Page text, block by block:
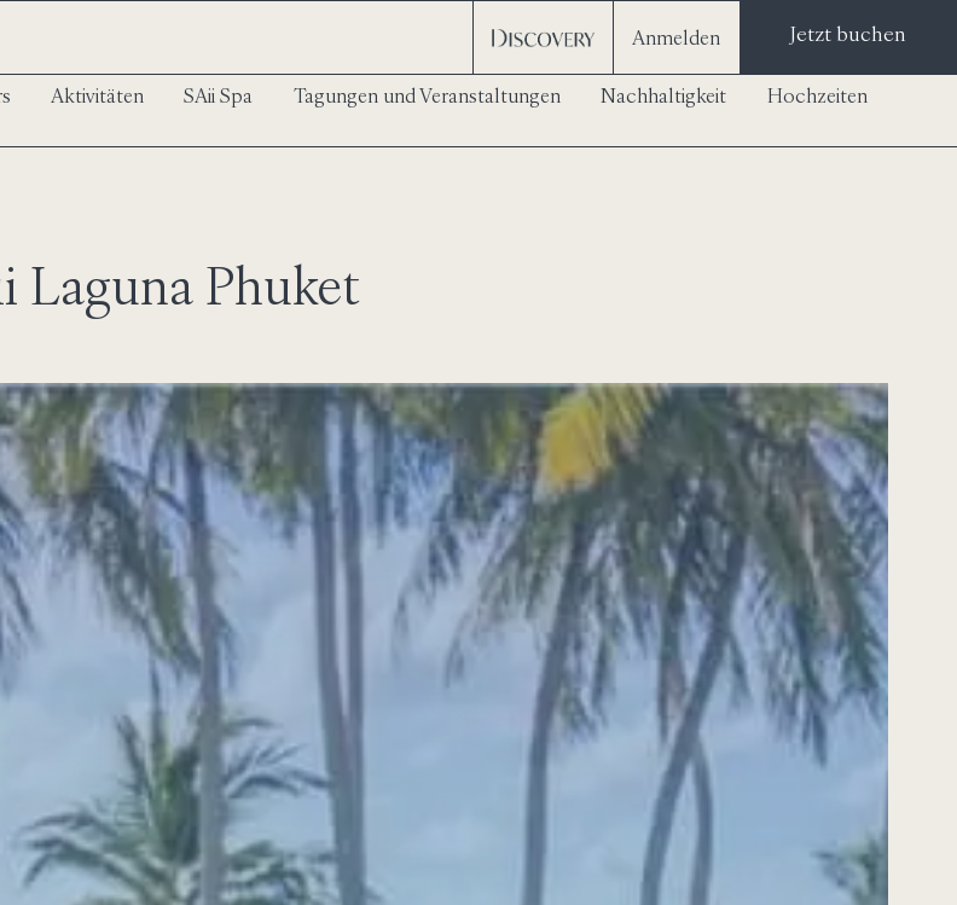
Anmelden Jetzt buchen
Aktivitäten SAii Spa Tagungen und Veranstaltungen Nachhaltigkeit
Hochzeiten
Laguna Phuket